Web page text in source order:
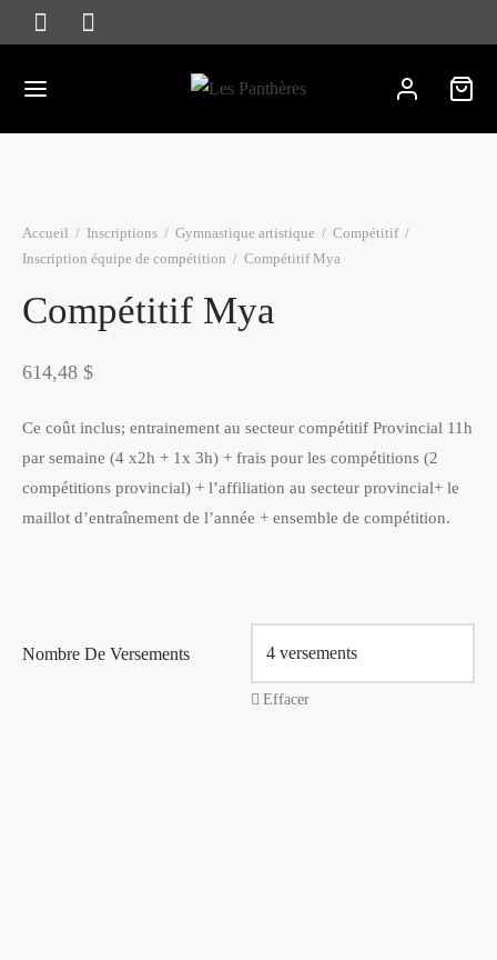
Accueil / Inscriptions / Gymnastique artistique / Compétitif /
Inscription équipe de compétition / Compétitif Mya
Compétitif Mya
614,48 $
Ce coût inclus; entrainement au secteur compétitif Provincial 11h
par semaine (4 x2h + 1x 3h) + frais pour les compétitions (2
compétitions provincial) + l’affiliation au secteur provincial+ le
maillot d’entraînement de l’année + ensemble de compétition.
Nombre De Versements
Effacer